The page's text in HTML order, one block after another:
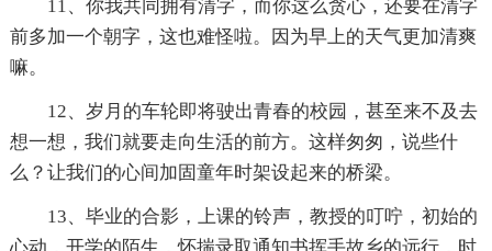
11、你我共同拥有清字，而你这么贪心，还要在清字
前多加一个朝字，这也难怪啦。因为早上的天气更加清爽
嘛。
12、岁月的车轮即将驶出青春的校园，甚至来不及去
想一想，我们就要走向生活的前方。这样匆匆，说些什
么？让我们的心间加固童年时架设起来的桥梁。
13、毕业的合影，上课的铃声，教授的叮咛，初始的